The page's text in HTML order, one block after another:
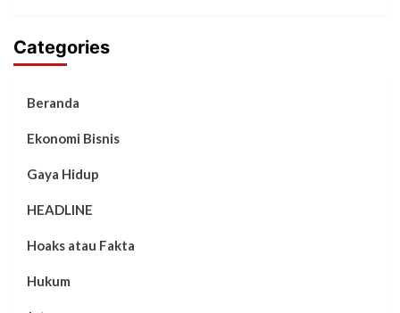
Categories
Beranda
Ekonomi Bisnis
Gaya Hidup
HEADLINE
Hoaks atau Fakta
Hukum